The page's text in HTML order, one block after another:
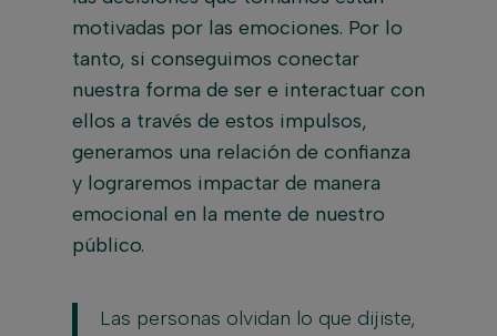
motivadas por las emociones. Por lo
tanto, si conseguimos conectar
nuestra forma de ser e interactuar con
ellos a través de estos impulsos,
generamos una relación de confianza
y lograremos impactar de manera
emocional en la mente de nuestro
público.
Las personas olvidan lo que dijiste,